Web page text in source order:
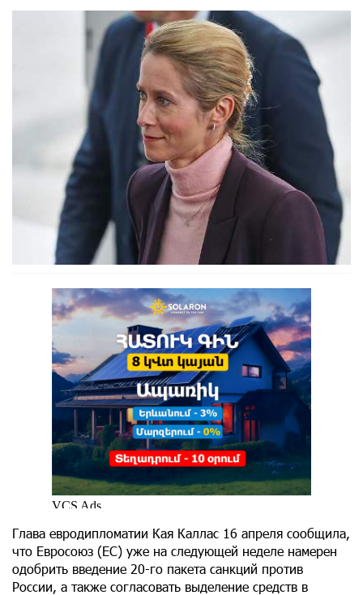
Глава евродипломатии Кая Каллас 16 апреля сообщила,
что Евросоюз (ЕС) уже на следующей неделе намерен
одобрить введение 20-го пакета санкций против
России, а также согласовать выделение средств в